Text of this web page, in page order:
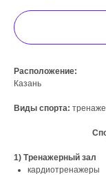
Расположение:
Казань
Виды спорта:
1) Тренажерный зал
кардиотренажеры